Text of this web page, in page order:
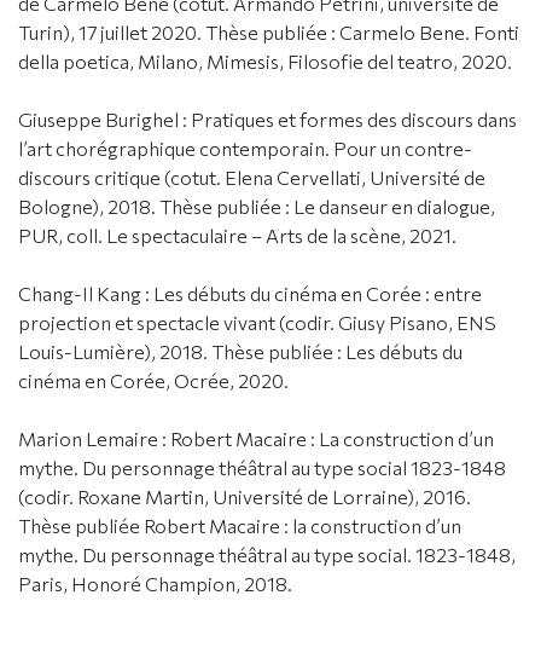
Turin), 17 juillet 2020. Thèse publiée : Carmelo Bene. Fonti
della poetica, Milano, Mimesis, Filosofie del teatro, 2020.
Giuseppe Burighel : Pratiques et formes des discours dans
l’art chorégraphique contemporain. Pour un contre-
discours critique (cotut. Elena Cervellati, Université de
Bologne), 2018. Thèse publiée : Le danseur en dialogue,
PUR, coll. Le spectaculaire – Arts de la scène, 2021.
Chang-Il Kang : Les débuts du cinéma en Corée : entre
projection et spectacle vivant (codir. Giusy Pisano, ENS
Louis-Lumière), 2018. Thèse publiée : Les débuts du
cinéma en Corée, Ocrée, 2020.
Marion Lemaire : Robert Macaire : La construction d’un
mythe. Du personnage théâtral au type social 1823-1848
(codir. Roxane Martin, Université de Lorraine), 2016.
Thèse publiée Robert Macaire : la construction d’un
mythe. Du personnage théâtral au type social. 1823-1848,
Paris, Honoré Champion, 2018.